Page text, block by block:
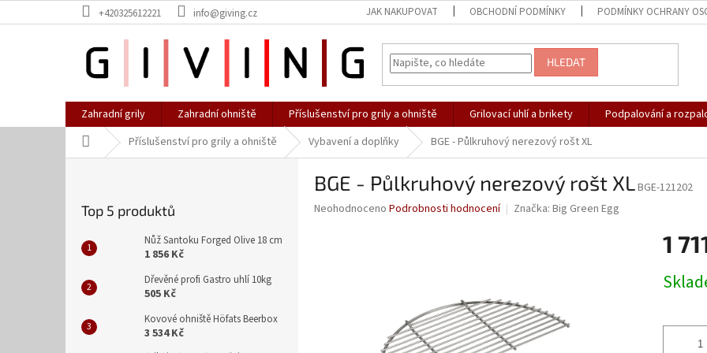
na
+420325612221 info@giving.cz JAK NAKUPOVAT OBCHODNÍ PODMÍNKY PODMÍNKY OCHRANY
HLEDAT
Zahradní grily Zahradní ohniště Příslušenství pro grily a ohniště Grilovací uhlí a brikety Podpalování a
Domů Příslušenství pro grily a ohniště Vybavení a doplňky BGE - Půlkruhový nerezový rošt XL
Top 5 produktů
Nůž Santoku Forged Olive 18 cm
1 856 Kč
Dřevěné profi Gastro uhlí 10kg
505 Kč
Kovové ohniště Höfats Beerbox
3 534 Kč
BGE - Půlkruhový nerezový rošt XLBGE-121202
Průměrné
Neohodnoceno Podrobnosti hodnocení Značka: Big Green Egg
1
cena: